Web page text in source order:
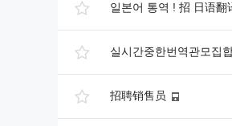
일본어 통역 ! 招 日语
실시간중한번역관모집
招聘销售员